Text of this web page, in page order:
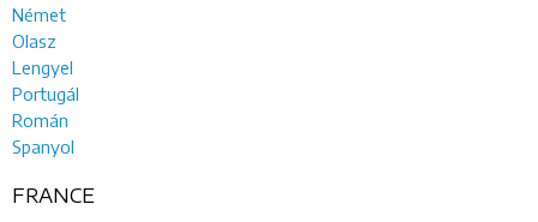
Német
Olasz
Lengyel
Portugál
Román
Spanyol
FRANCE